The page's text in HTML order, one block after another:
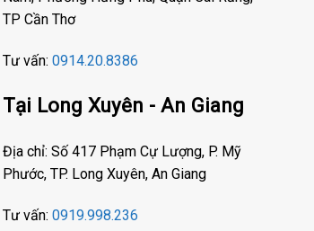
TP Cần Thơ
Tư vấn:0914.20.8386
Tại Long Xuyên - An Giang
Địa chỉ: Số 417 Phạm Cự Lượng, P. Mỹ
Phước, TP. Long Xuyên, An Giang
Tư vấn:0919.998.236